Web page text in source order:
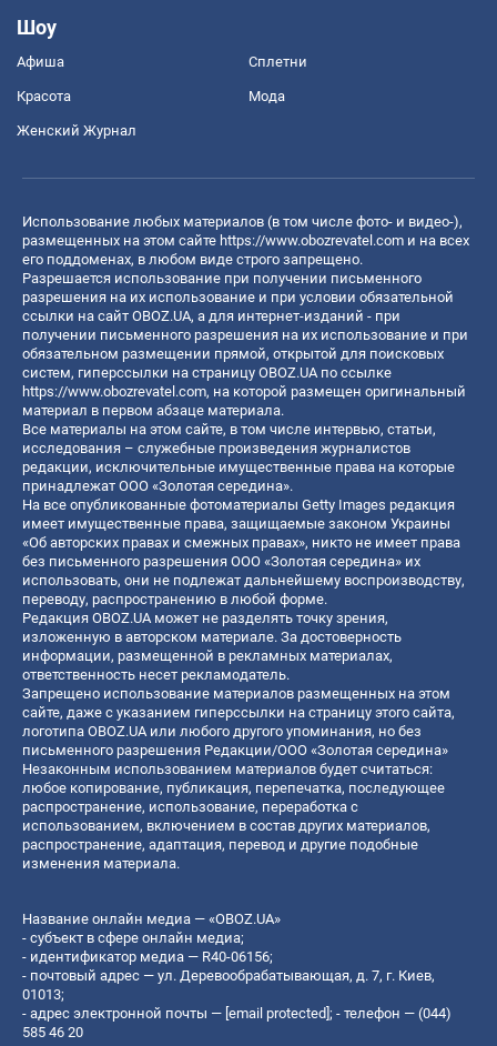
Шоу
Афиша Сплетни
Красота Мода
Женский Журнал
Использование любых материалов (в том числе фото- и видео-),
размещенных на этом сайте https://www.obozrevatel.com и на всех
его поддоменах, в любом виде строго запрещено.
Разрешается использование при получении письменного
разрешения на их использование и при условии обязательной
ссылки на сайт OBOZ.UA, а для интернет-изданий - при
получении письменного разрешения на их использование и при
обязательном размещении прямой, открытой для поисковых
систем, гиперссылки на страницу OBOZ.UA по ссылке
https://www.obozrevatel.com, на которой размещен оригинальный
материал в первом абзаце материала.
Все материалы на этом сайте, в том числе интервью, статьи,
исследования – служебные произведения журналистов
редакции, исключительные имущественные права на которые
принадлежат ООО «Золотая середина».
На все опубликованные фотоматериалы Getty Images редакция
имеет имущественные права, защищаемые законом Украины
«Об авторских правах и смежных правах», никто не имеет права
без письменного разрешения ООО «Золотая середина» их
использовать, они не подлежат дальнейшему воспроизводству,
переводу, распространению в любой форме.
Редакция OBOZ.UA может не разделять точку зрения,
изложенную в авторском материале. За достоверность
информации, размещенной в рекламных материалах,
ответственность несет рекламодатель.
Запрещено использование материалов размещенных на этом
сайте, даже с указанием гиперссылки на страницу этого сайта,
логотипа OBOZ.UA или любого другого упоминания, но без
письменного разрешения Редакции/ООО «Золотая середина»
Незаконным использованием материалов будет считаться:
любое копирование, публикация, перепечатка, последующее
распространение, использование, переработка с
использованием, включением в состав других материалов,
распространение, адаптация, перевод и другие подобные
изменения материала.
Название онлайн медиа — «OBOZ.UA»
- субъект в сфере онлайн медиа;
- идентификатор медиа — R40-06156;
- почтовый адрес — ул. Деревообрабатывающая, д. 7, г. Киев,
01013;
- адрес электронной почты — [email protected] ; - телефон — (044)
585 46 20